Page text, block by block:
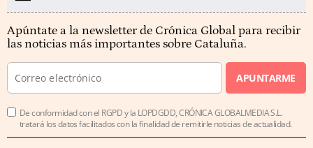
Apúntate a la newsletter de Crónica Global para recibir
las noticias más importantes sobre Cataluña.
APUNTARME
De conformidad con el RGPD y la LOPDGDD, CRÓNICA GLOBALMEDIA S.L.
tratará los datos facilitados con la finalidad de remitirle noticias de actualidad.